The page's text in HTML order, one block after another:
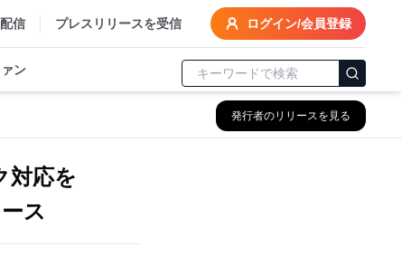
信 プレスリリースを受信 ログイン/会員登録
ン
発行者のリリースを見る
対応を
ス